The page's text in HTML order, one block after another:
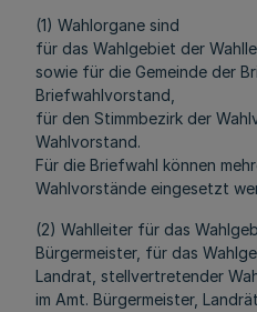
(1) Wahlorgane sind
für das Wahlgebiet der
sowie für die Gemeinde der
Briefwahlvorstand,
für den Stimmbezirk der
Wahlvorstand.
Für die Briefwahl können
Wahlvorstände eingesetzt
(2) Wahlleiter für das
Bürgermeister, für das
Landrat, stellvertretender
im Amt. Bürgermeister,